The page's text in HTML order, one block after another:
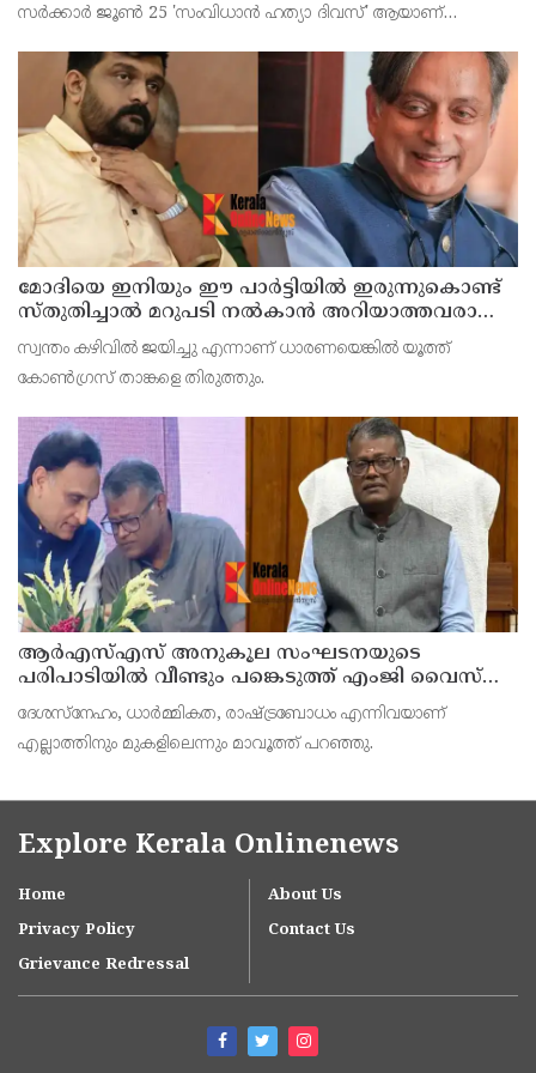
സര്‍ക്കാര്‍ ജൂണ്‍ 25 'സംവിധാന്‍ ഹത്യാ ദിവസ്' ആയാണ്
മോദിയെ ഇനിയും ഈ പാര്‍ട്ടിയില്‍ ഇരുന്നുകൊണ്ട്
സ്തുതിച്ചാല്‍ മറുപടി നല്‍കാന്‍ അറിയാത്തവരാണ്
യൂത്ത് കോണ്‍ഗ്രസുകാര്‍ എന്ന് കരുതേണ്ട ; ശശി
തരൂരിനെതിരെ യൂത്ത് കോണ്‍ഗ്രസ് നേതാവ്
സ്വന്തം കഴിവില്‍ ജയിച്ചു എന്നാണ് ധാരണയെങ്കില്‍ യൂത്ത്
കോണ്‍ഗ്രസ് താങ്കളെ തിരുത്തും.
ആര്‍എസ്എസ് അനുകൂല സംഘടനയുടെ
പരിപാടിയില്‍ വീണ്ടും പങ്കെടുത്ത് എംജി വൈസ്
ചാന്‍സലര്‍ ഡോ. ഡി മാവൂത്ത്
ദേശസ്നേഹം, ധാര്‍മ്മികത, രാഷ്ട്രബോധം എന്നിവയാണ്
എല്ലാത്തിനും മുകളിലെന്നും മാവൂത്ത് പറഞ്ഞു.
Explore Kerala Onlinenews
Home
About Us
Privacy Policy
Contact Us
Grievance Redressal